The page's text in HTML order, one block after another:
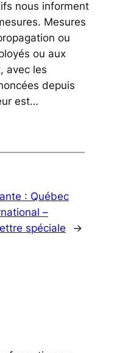
nous informent
Mesures
ou
ou aux
avec les
depuis
est…
: Québec
–
spéciale
→